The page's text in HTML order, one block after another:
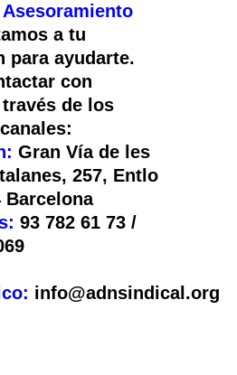
a tu
para ayudarte.
con
de los
Gran Vía de les
257, Entlo
Barcelona
93 782 61 73 /
info@adnsindical.org